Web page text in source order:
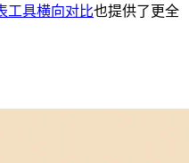
工具横向对比也提供了更全